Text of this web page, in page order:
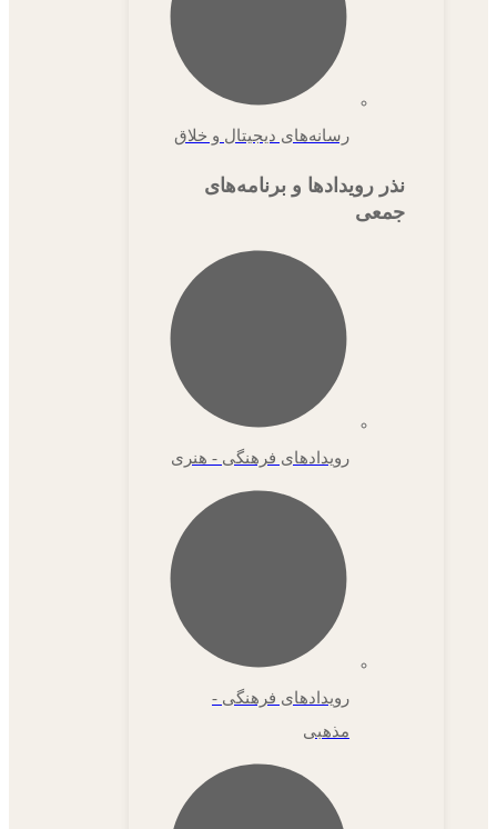
رسانه‌های دیجیتال و خلاق
نذر رویدادها و برنامه‌های
جمعی
رویدادهای فرهنگی - هنری
رویدادهای فرهنگی -
مذهبی